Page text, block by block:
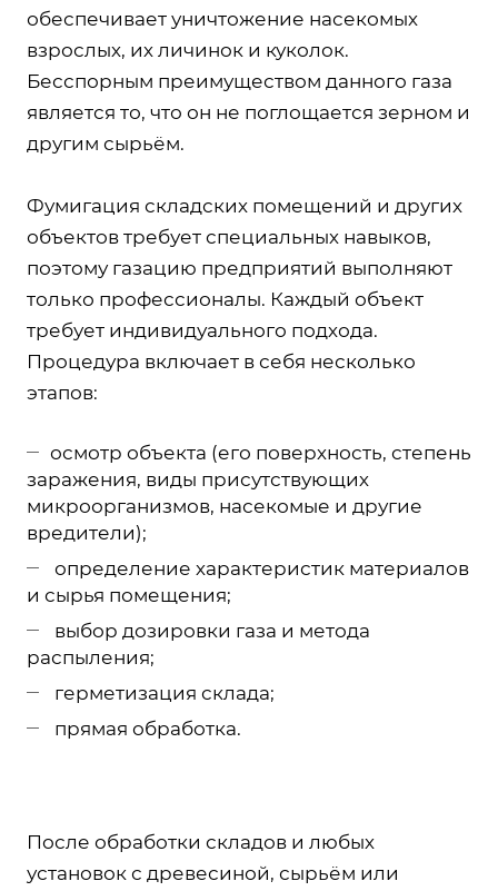
обеспечивает уничтожение насекомых
взрослых, их личинок и куколок.
Бесспорным преимуществом данного газа
является то, что он не поглощается зерном и
другим сырьём.
Фумигация складских помещений и других
объектов требует специальных навыков,
поэтому газацию предприятий выполняют
только профессионалы. Каждый объект
требует индивидуального подхода.
Процедура включает в себя несколько
этапов:
осмотр объекта (его поверхность, степень
заражения, виды присутствующих
микроорганизмов, насекомые и другие
вредители);
определение характеристик материалов
и сырья помещения;
выбор дозировки газа и метода
распыления;
герметизация склада;
прямая обработка.
После обработки складов и любых
установок с древесиной, сырьём или